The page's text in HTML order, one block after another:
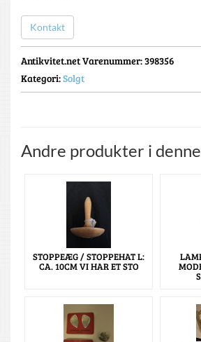
Kontakt
Antikvitet.net Varenummer: 398356
Kategori:Solgt
Andre produkter i
STOPPEÆG / STOPPEHAT L:
CA. 10CM VI HAR ET STO